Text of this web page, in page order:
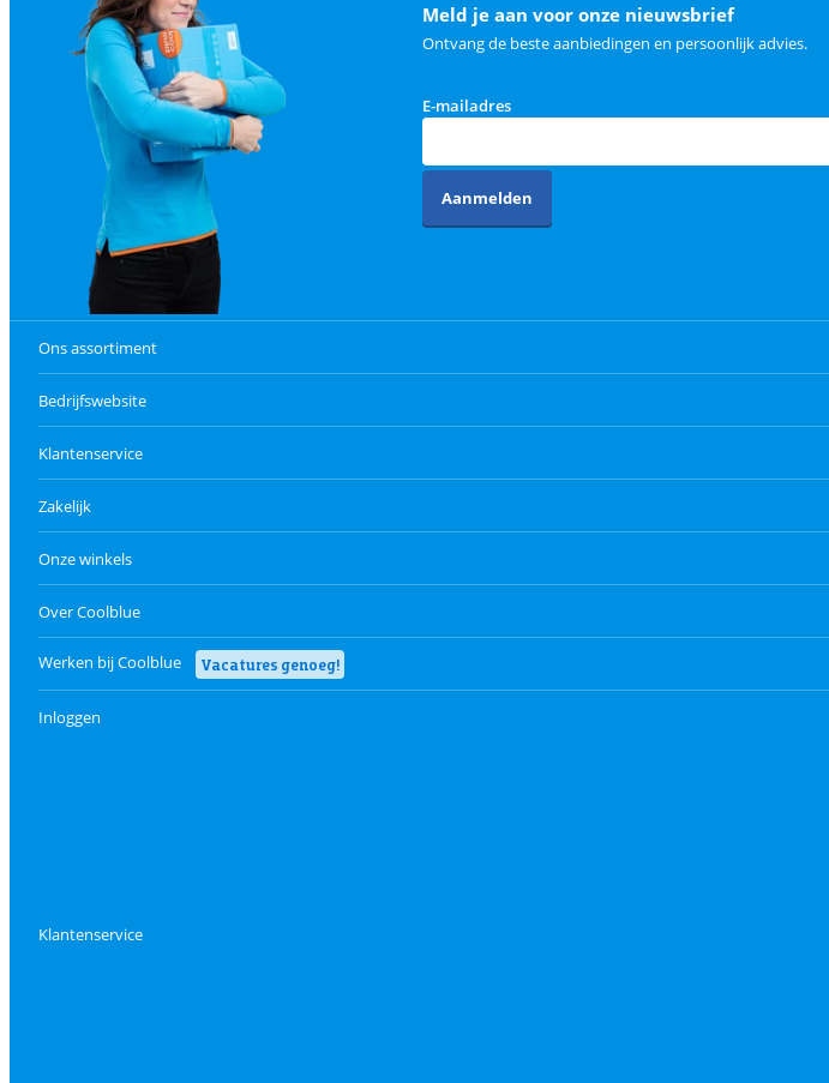
Meld je aan voor onze nieuwsbrief
Ontvang de beste aanbiedingen en persoonlijk advies.
E-mailadres
Aanmelden
Ons assortiment
Bedrijfswebsite
Klantenservice
Zakelijk
Onze winkels
Over Coolblue
Werken bij Coolblue Vacatures genoeg!
Inloggen
Klantenservice